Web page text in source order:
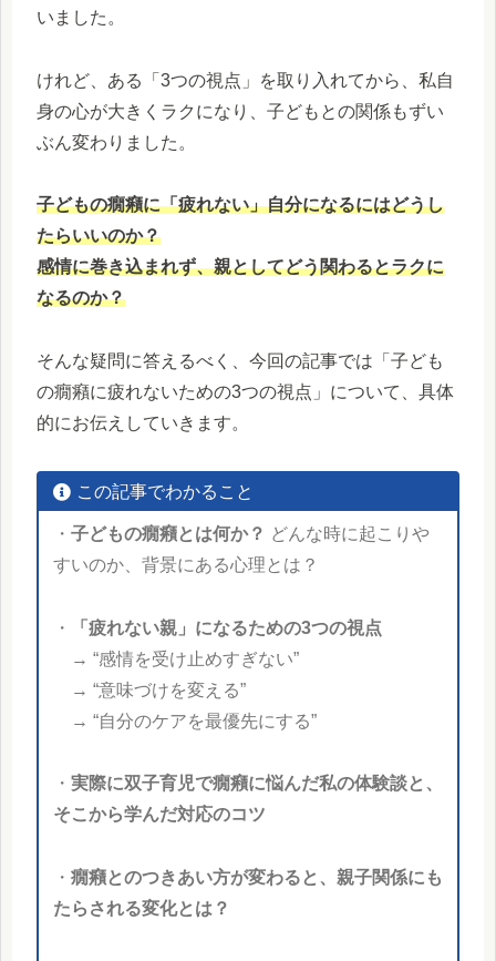
いました。
けれど、ある「3つの視点」を取り入れてから、私自
身の心が大きくラクになり、子どもとの関係もずい
ぶん変わりました。
子どもの癇癪に「疲れない」自分になるにはどうし
たらいいのか？
感情に巻き込まれず、親としてどう関わるとラクに
なるのか？
そんな疑問に答えるべく、今回の記事では「子ども
の癇癪に疲れないための3つの視点」について、具体
的にお伝えしていきます。
この記事でわかること
・ 子どもの癇癪とは何か？ どんな時に起こりや
すいのか、背景にある心理とは？
・
「疲れない親」になるための3つの視点
→ “感情を受け止めすぎない”
→ “意味づけを変える”
→ “自分のケアを最優先にする”
・ 実際に双子育児で癇癪に悩んだ私の体験談と、
そこから学んだ対応のコツ
・ 癇癪とのつきあい方が変わると、親子関係にも
たらされる変化とは？